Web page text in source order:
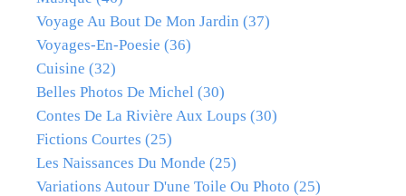
Voyage Au Bout De Mon Jardin (37)
Voyages-En-Poesie (36)
Cuisine (32)
Belles Photos De Michel (30)
Contes De La Rivière Aux Loups (30)
Fictions Courtes (25)
Les Naissances Du Monde (25)
Variations Autour D'une Toile Ou Photo (25)